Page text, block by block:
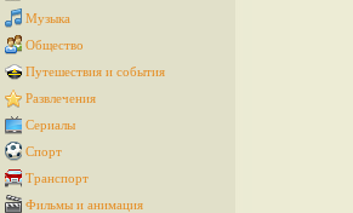
Музыка
Общество
Путешествия и события
Развлечения
Сериалы
Спорт
Транспорт
Фильмы и анимация